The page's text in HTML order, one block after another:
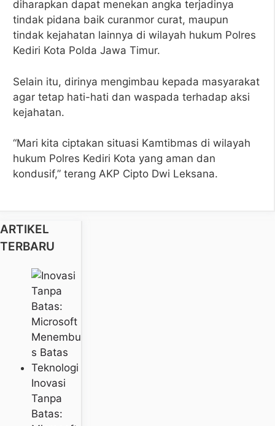
diharapkan dapat menekan angka terjadinya
tindak pidana baik curanmor curat, maupun
tindak kejahatan lainnya di wilayah hukum Polres
Kediri Kota Polda Jawa Timur.
Selain itu, dirinya mengimbau kepada masyarakat
agar tetap hati-hati dan waspada terhadap aksi
kejahatan.
“Mari kita ciptakan situasi Kamtibmas di wilayah
hukum Polres Kediri Kota yang aman dan
kondusif,” terang AKP Cipto Dwi Leksana.
ARTIKEL
TERBARU
Inovasi
Tanpa
Batas: